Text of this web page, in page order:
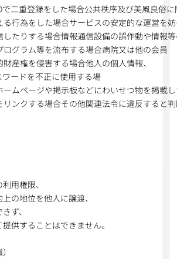
で二重登録をした場合公共秩序及び美風良俗
る行為をした場合サービスの安定的な運営を
したりする場合情報通信設備の誤作動や情報
ログラム等を流布する場合病院又は他の会員
産権を侵害する場合他人の個人情報、
ードを不正に使用する場
ムページや掲示板などにわいせつ物を掲載
リンクする場合その他関連法令に違反すると
用権限、
の地位を他人に譲渡、
ず、
供することはできません。